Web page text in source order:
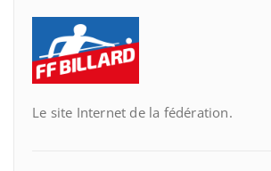
Le site Internet de la fédération.